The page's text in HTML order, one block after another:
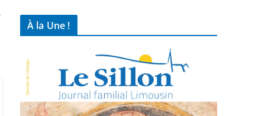
À la Une !